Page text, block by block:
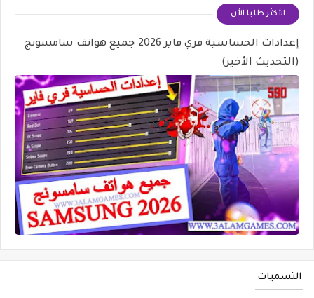
الأكثر طلبا الأن
إعدادات الحساسية فري فاير 2026 جميع هواتف سامسونج
(التحديث الأخير)
التسميات